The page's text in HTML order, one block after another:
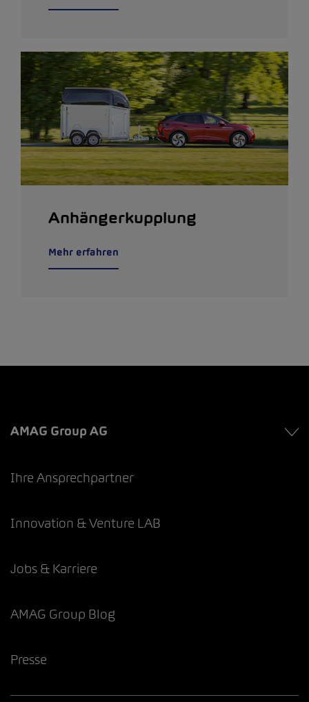
Anhängerkupplung
Mehr erfahren
AMAG Group AG
Ihre Ansprechpartner
Innovation & Venture LAB
Jobs & Karriere
AMAG Group Blog
Presse